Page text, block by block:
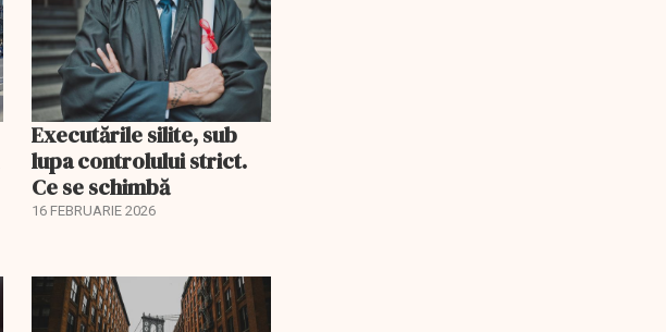
Executările silite, sub
lupa controlului strict.
Ce se schimbă
16 FEBRUARIE 2026